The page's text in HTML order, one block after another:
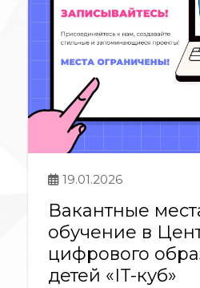
19.01.2026
Вакантные
обучение в
цифрового
детей «IT-куб»